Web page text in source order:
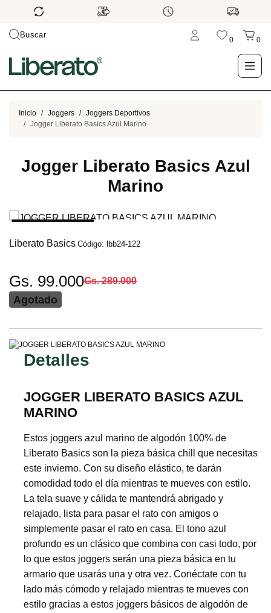
Buscar
0 0
LO NUEVO
OUTLET
BLOG
Inicio Joggers
Joggers Deportivos
Jogger Liberato Basics Azul Marino
Jogger Liberato Basics Azul
Marino
Liberato Basics Código: lbb24-122
Gs. 99.000Gs. 289.000
Agotado
Detalles
JOGGER LIBERATO BASICS AZUL
MARINO
Estos joggers azul marino de algodón 100% de
Liberato Basics son la pieza básica chill que necesitas
este invierno. Con su diseño elástico, te darán
comodidad todo el día mientras te mueves con estilo.
La tela suave y cálida te mantendrá abrigado y
relajado, lista para pasar el rato con amigos o
simplemente pasar el rato en casa. El tono azul
profundo es un clásico que combina con casi todo, por
lo que estos joggers serán una pieza básica en tu
armario que usarás una y otra vez. Conéctate con tu
lado más cómodo y relajado mientras te mueves con
estilo gracias a estos joggers básicos de algodón de